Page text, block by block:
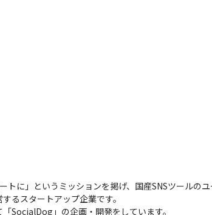
に」というミッションを掲げ、国産SNSツールの
るスタートアップ企業です。
SocialDog」の企画・開発をしています。